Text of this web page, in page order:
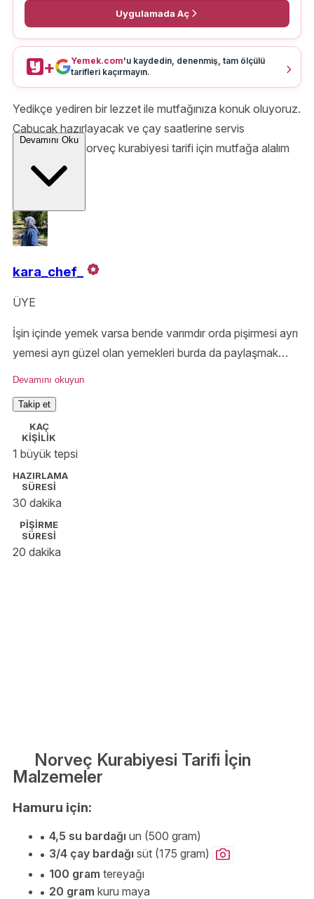
Uygulamada Aç
+ Yemek.com'u kaydedin, denenmiş, tam ölçülü
tarifleri kaçırmayın.
Yedikçe yediren bir lezzet ile mutfağınıza konuk oluyoruz.
Çabucak hazırlayacak ve çay saatlerine servis
edeceksiniz. Norveç kurabiyesi tarifi için mutfağa alalım
sizleri.
Devamını Oku
kara_chef_
ÜYE
İşin içinde yemek varsa bende varımdır orda pişirmesi ayrı
yemesi ayrı güzel olan yemekleri burda da paylaşmak
istedim. Mutfak büyük içinde pişecekler çok o zaman
Devamını okuyun
Takip et
KAÇ
KİŞİLİK
1 büyük tepsi
HAZIRLAMA
SÜRESİ
30 dakika
PİŞİRME
SÜRESİ
20 dakika
Norveç Kurabiyesi Tarifi İçin
Malzemeler
Hamuru için:
4,5 su bardağı un (500 gram)
3/4 çay bardağı süt (175 gram)
100 gram tereyağı
20 gram kuru maya